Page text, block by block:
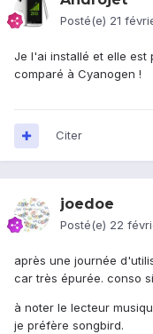
Posté(e) 21
Je l'ai installé et elle est
comparé à Cyanogen !
Citer
joedoe
Posté(e) 22
après une journée
car très épurée. conso
à noter le lecteur
je préfère songbird.